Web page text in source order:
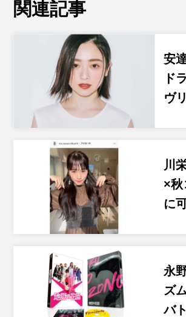
関連記事
安
ド
ヴ
川
×秋
に
永
ズ
バ